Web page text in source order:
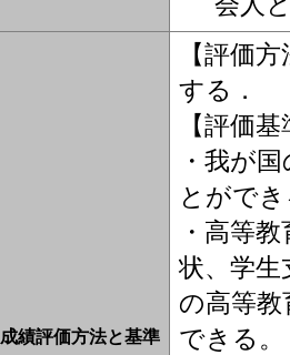
成績評価方法と基準
【評価
する．
【評価
・我が
とがで
・高等
状、学
の高等
できる。